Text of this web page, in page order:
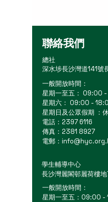
聯絡我們
總社
深水埗長沙灣道141號
一般開放時間：
星期一至五： 09:00
星期六： 09:00 -
星期日及公眾假期 ：
電話：2397 6116
傳真：2381 8927
電郵：
學生輔導中心
長沙灣麗閣邨麗荷樓
一般開放時間：
星期一至五：09:00 -